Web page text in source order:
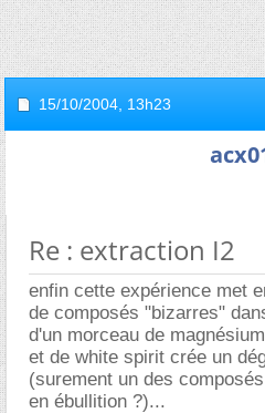
15/10/2004, 13h23
Re : extraction I2
enfin cette expérience met
de composés "bizarres"
d'un morceau de
et de white spirit crée un
(surement un des
en ébullition ?)...